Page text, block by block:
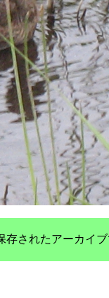
存されたアーカイ